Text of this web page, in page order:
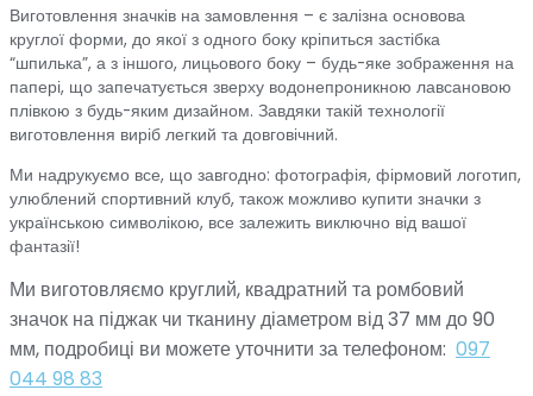
Виготовлення значків на замовлення – є залізна основова
круглої форми, до якої з одного боку кріпиться застібка
“шпилька”, а з іншого, лицьового боку – будь-яке зображення на
папері, що запечатується зверху водонепроникною лавсановою
плівкою з будь-яким дизайном. Завдяки такій технології
виготовлення виріб легкий та довговічний.
Ми надрукуємо все, що завгодно: фотографія, фірмовий логотип,
улюблений спортивний клуб, також можливо купити значки з
українською символікою, все залежить виключно від вашої
фантазії!
Ми виготовляємо круглий, квадратний та ромбовий
значок на піджак чи тканину діаметром від 37 мм до 90
мм, подробиці ви можете уточнити за телефоном: 097
044 98 83